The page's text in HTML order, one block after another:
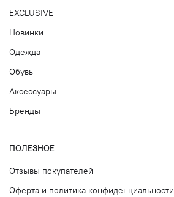
EXCLUSIVE
Новинки
Одежда
Обувь
Аксессуары
Бренды
ПОЛЕЗНОЕ
Отзывы покупателей
Оферта и политика конфиденциальности